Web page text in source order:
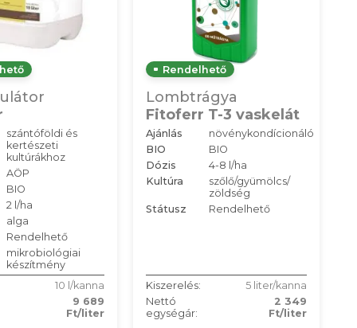
szántóföldi és
kertészeti
kultúrákhoz
AÖP
BIO
2 l/ha
alga
Rendelhető
mikrobiológiai
készítmény
10 l/kanna
9 689
Ft/liter
Rendelhető
Lombtrágya
Fitoferr T-3 vaskelát
Ajánlás
növénykondícionáló
BIO
BIO
Dózis
4-8 l/ha
Kultúra
szőlő/gyümölcs/
zöldség
Státusz
Rendelhető
Kiszerelés:
5 liter/kanna
Nettó
egységár:
2 349
Ft/liter